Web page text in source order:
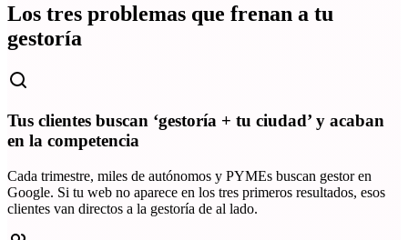
Los tres problemas que frenan a tu
gestoría
Tus clientes buscan ‘gestoría + tu ciudad’ y acaban
en la competencia
Cada trimestre, miles de autónomos y PYMEs buscan gestor en
Google. Si tu web no aparece en los tres primeros resultados, esos
clientes van directos a la gestoría de al lado.